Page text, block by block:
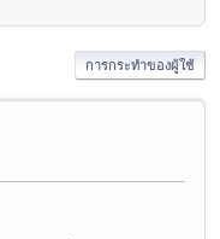
การกระทำของผู้ใช้